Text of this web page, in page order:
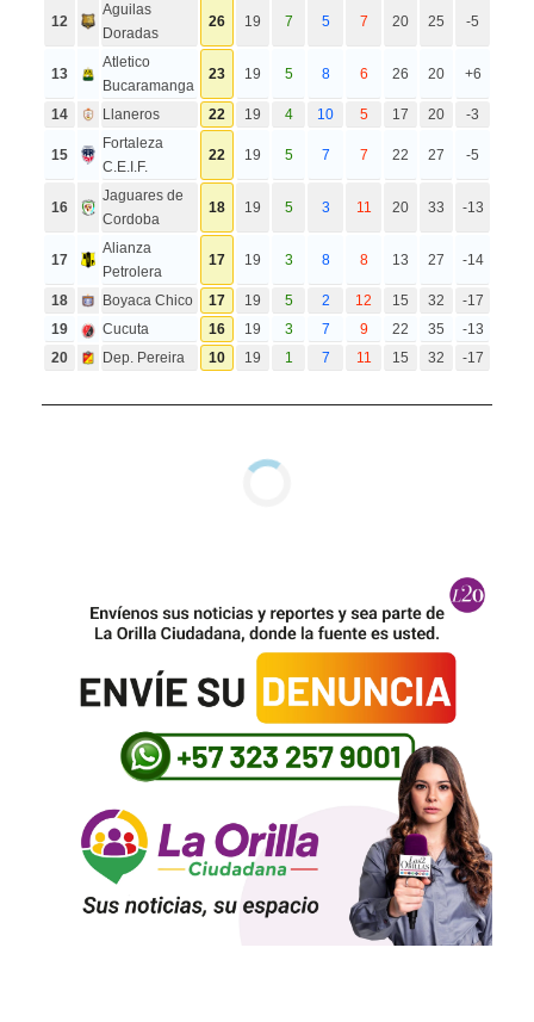
12
Aguilas
Doradas
26 19 7 5 7 20 25 -5
13
Atletico
Bucaramanga
23 19 5 8 6 26 20 +6
14 Llaneros 22 19 4 10 5 17 20 -3
15
Fortaleza
C.E.I.F.
22 19 5 7 7 22 27 -5
16
Jaguares de
Cordoba
18 19 5 3 11 20 33 -13
17
Alianza
Petrolera
17 19 3 8 8 13 27 -14
18 Boyaca Chico 17 19 5 2 12 15 32
-17
19
Cucuta 16 19 3 7 9 22 35
-13
20
Dep. Pereira 10 19 1 7 11 15 32 -17